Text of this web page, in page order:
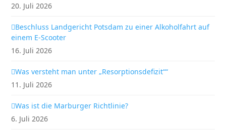
20. Juli 2026
Beschluss Landgericht Potsdam zu einer Alkoholfahrt auf
einem E-Scooter
16. Juli 2026
Was versteht man unter „Resorptionsdefizit““
11. Juli 2026
Was ist die Marburger Richtlinie?
6. Juli 2026